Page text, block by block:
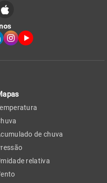
de chuva
relativa